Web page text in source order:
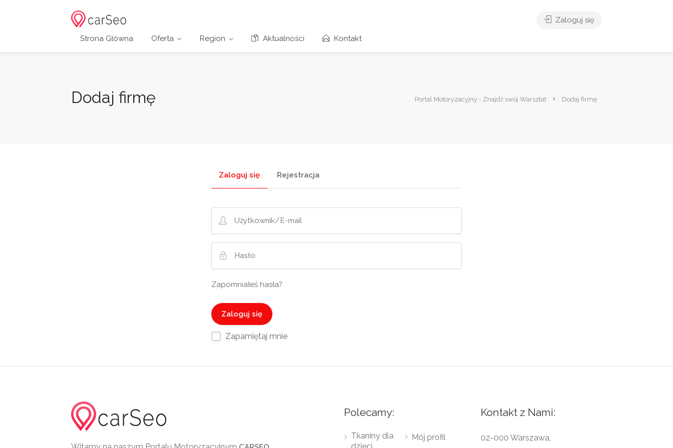
Strona Główna Oferta Region Aktualności Kontakt
Zaloguj się
Dodaj firmę Portal Motoryzacyjny - Znajdź swój Warsztat Dodaj firmę
Zaloguj się Rejestracja
Zapomniałeś hasła?
Zapamiętaj mnie
Polecamy:
Tkaniny dla
Mój profil
Kontakt z Nami:
02-000 Warszawa,